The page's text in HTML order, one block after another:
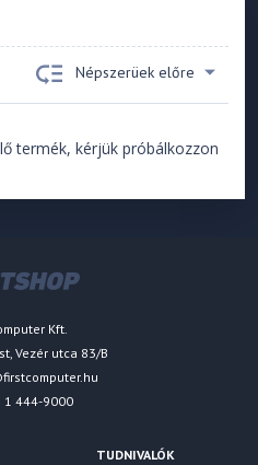
Népszerüek előre
termék, kérjük próbálkozzon
Kft.
Vezér utca 83/B
1 444-9000
TUDNIVALÓK